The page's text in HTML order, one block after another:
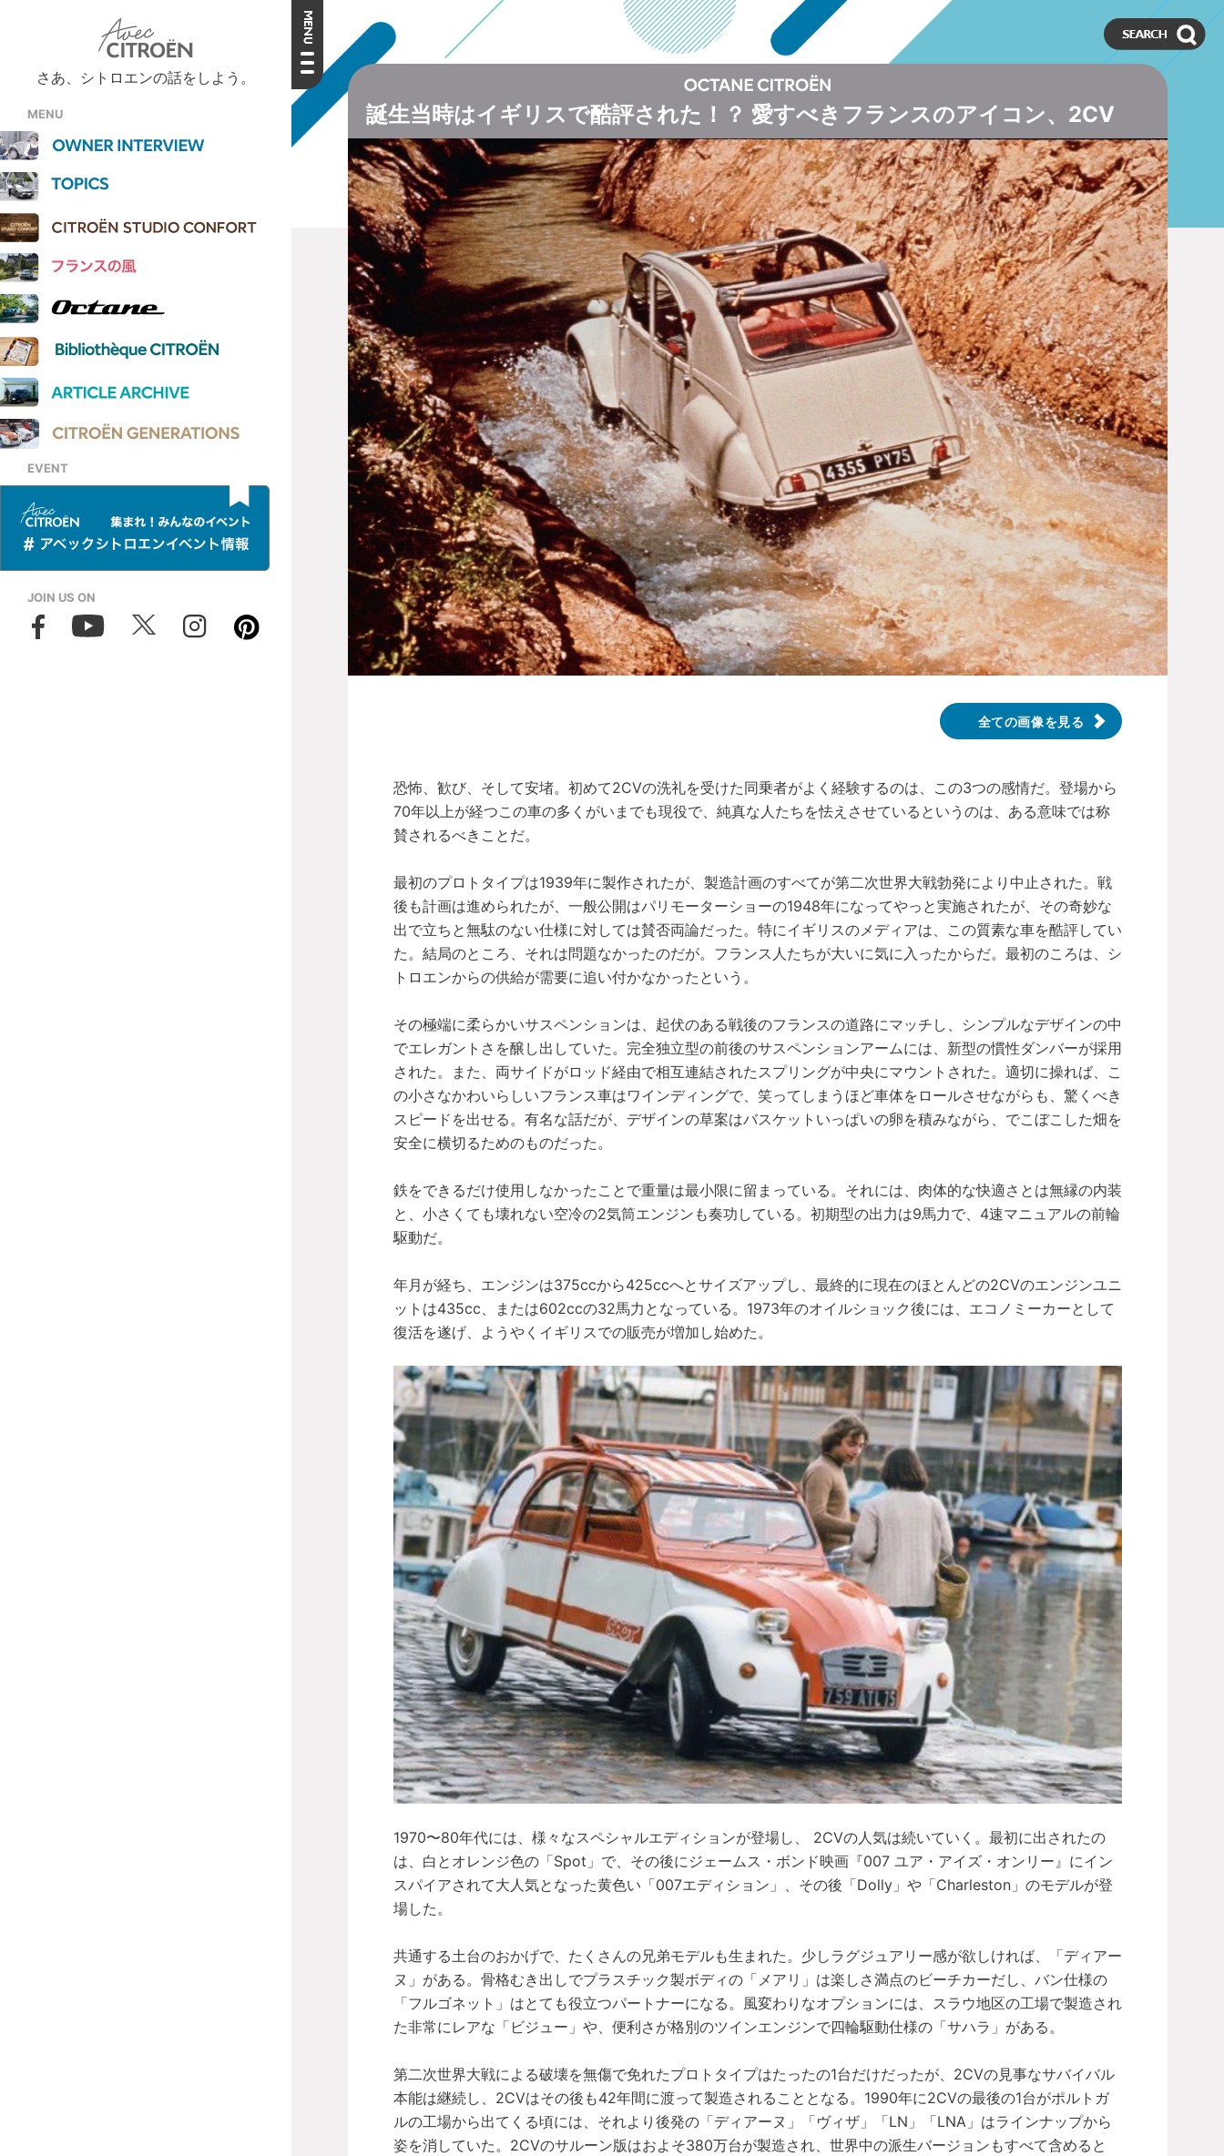
さあ、シトロエンの話をしよう。
MENU
EVENT
JOIN US ON
誕生当時はイギリスで酷評された！？ 愛すべきフランスのアイコン、2CV
全ての画像を見る
恐怖、歓び、そして安堵。初めて2CVの洗礼を受けた同乗者がよく経験するのは、この3つの感情だ。登場から
70年以上が経つこの車の多くがいまでも現役で、純真な人たちを怯えさせているというのは、ある意味では称
賛されるべきことだ。
最初のプロトタイプは1939年に製作されたが、製造計画のすべてが第二次世界大戦勃発により中止された。戦
後も計画は進められたが、一般公開はパリモーターショーの1948年になってやっと実施されたが、その奇妙な
出で立ちと無駄のない仕様に対しては賛否両論だった。特にイギリスのメディアは、この質素な車を酷評してい
た。結局のところ、それは問題なかったのだが。フランス人たちが大いに気に入ったからだ。最初のころは、シ
トロエンからの供給が需要に追い付かなかったという。
その極端に柔らかいサスペンションは、起伏のある戦後のフランスの道路にマッチし、シンプルなデザインの中
でエレガントさを醸し出していた。完全独立型の前後のサスペンションアームには、新型の慣性ダンバーが採用
された。また、両サイドがロッド経由で相互連結されたスプリングが中央にマウントされた。適切に操れば、こ
の小さなかわいらしいフランス車はワインディングで、笑ってしまうほど車体をロールさせながらも、驚くべき
スピードを出せる。有名な話だが、デザインの草案はバスケットいっぱいの卵を積みながら、でこぼこした畑を
安全に横切るためのものだった。
鉄をできるだけ使用しなかったことで重量は最小限に留まっている。それには、肉体的な快適さとは無縁の内装
と、小さくても壊れない空冷の2気筒エンジンも奏功している。初期型の出力は9馬力で、4速マニュアルの前輪
駆動だ。
年月が経ち、エンジンは375ccから425ccへとサイズアップし、最終的に現在のほとんどの2CVのエンジンユニ
ットは435cc、または602ccの32馬力となっている。1973年のオイルショック後には、エコノミーカーとして
復活を遂げ、ようやくイギリスでの販売が増加し始めた。
1970〜80年代には、様々なスペシャルエディションが登場し、 2CVの人気は続いていく。最初に出されたの
は、白とオレンジ色の「Spot」で、その後にジェームス・ボンド映画『007 ユア・アイズ・オンリー』にイン
スパイアされて大人気となった黄色い「007エディション」、その後「Dolly」や「Charleston」のモデルが登
場した。
共通する土台のおかげで、たくさんの兄弟モデルも生まれた。少しラグジュアリー感が欲しければ、「ディアー
ヌ」がある。骨格むき出しでプラスチック製ボディの「メアリ」は楽しさ満点のビーチカーだし、バン仕様の
「フルゴネット」はとても役立つパートナーになる。風変わりなオプションには、スラウ地区の工場で製造され
た非常にレアな「ビジュー」や、便利さが格別のツインエンジンで四輪駆動仕様の「サハラ」がある。
第二次世界大戦による破壊を無傷で免れたプロトタイプはたったの1台だけだったが、2CVの見事なサバイバル
本能は継続し、2CVはその後も42年間に渡って製造されることとなる。1990年に2CVの最後の1台がポルトガ
ルの工場から出てくる頃には、それより後発の「ディアーヌ」「ヴィザ」「LN」「LNA」はラインナップから
姿を消していた。2CVのサルーン版はおよそ380万台が製造され、世界中の派生バージョンもすべて含めると